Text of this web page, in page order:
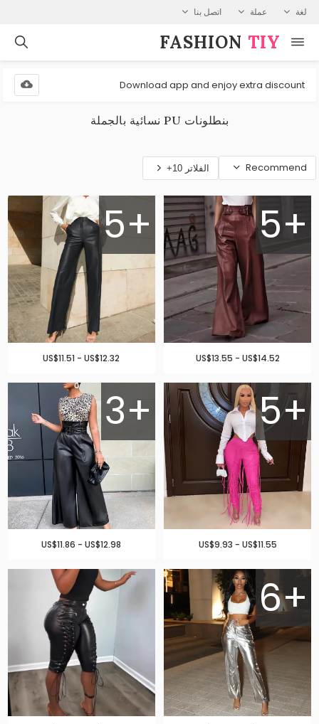
لغة عملة اتصل بنا
FASHION⁠ TIY
Download app and enjoy extra discount
بنطلونات PU نسائية بالجملة
Recommend الفلاتر 10+
5+
US$13.55 - US$14.52
5+
US$11.51 - US$12.32
5+
US$9.93 - US$11.55
3+
US$11.86 - US$12.98
6+